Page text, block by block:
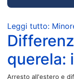
Leggi tutto:
querela:
Arresto all'estero e